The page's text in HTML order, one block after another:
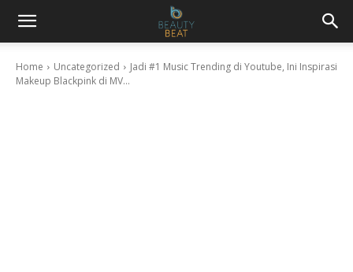
Home Uncategorized
Jadi #1 Music Trending di Youtube, Ini Inspirasi
Makeup Blackpink di MV...